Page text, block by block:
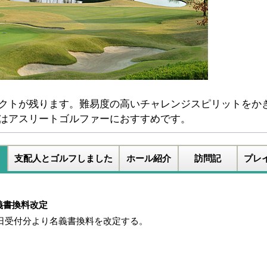
トが残ります。難易度の高いチャレンジスピリットをか
スリートゴルファーにおすすめです。
支配人とゴルフしました ホール紹介 訪問記 プレ
換料改定
付分より名義書換料を改定する。